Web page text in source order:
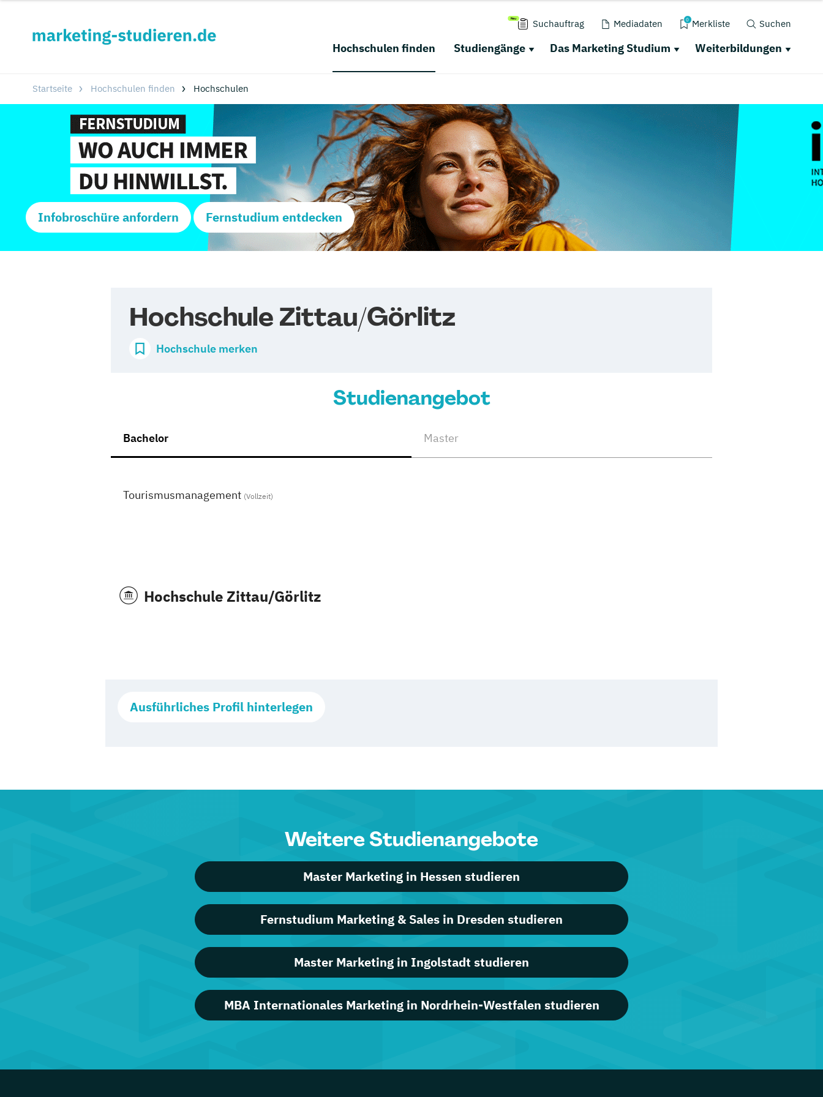
Suchauftrag Mediadaten 0 Merkliste Suchen
Hochschulen finden Studiengänge Das Marketing Studium Weiterbildungen
Startseite Hochschulen finden Hochschulen
Infobroschüre anfordern Fernstudium entdecken
Hochschule Zittau/Görlitz
Hochschule merken
Studienangebot
Bachelor Master
Tourismusmanagement (Vollzeit)
Hochschule Zittau/Görlitz
Ausführliches Profil hinterlegen
Weitere Studienangebote
Master Marketing in Hessen studieren
Fernstudium Marketing & Sales in Dresden studieren
Master Marketing in Ingolstadt studieren
MBA Internationales Marketing in Nordrhein-Westfalen studieren